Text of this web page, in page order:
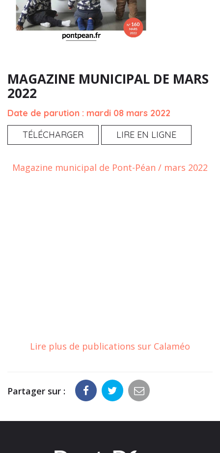
MAGAZINE MUNICIPAL DE MARS
2022
Date de parution : mardi 08 mars 2022
TÉLÉCHARGER
LIRE EN LIGNE
Magazine municipal de Pont-Péan / mars 2022
Lire plus de publications sur Calaméo
Partager sur :